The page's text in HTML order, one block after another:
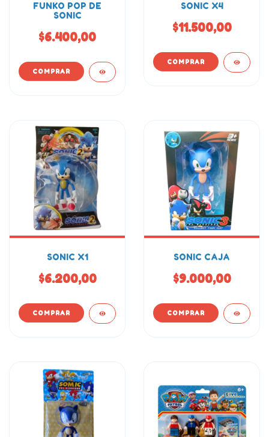
FUNKO POP DE
SONIC
$6.400,00
SONIC X4
$11.500,00
SONIC X1
$6.200,00
SONIC CAJA
$9.000,00